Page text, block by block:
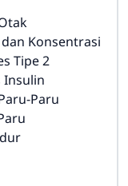
Konsentrasi
Tipe 2
Insulin
Paru